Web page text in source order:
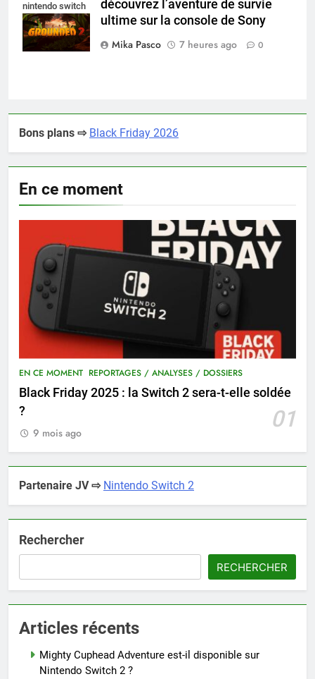
nintendo switch
2
découvrez l’aventure de survie
ultime sur la console de Sony
Mika Pasco
7 heures ago 0
Bons plans ⇨ Black Friday 2026
En ce moment
EN CE MOMENT REPORTAGES / ANALYSES / DOSSIERS
Black Friday 2025 : la Switch 2 sera-t-elle soldée
?
01
9 mois ago
Partenaire JV ⇨ Nintendo Switch 2
Rechercher
RECHERCHER
Articles récents
Mighty Cuphead Adventure est-il disponible sur
Nintendo Switch 2 ?